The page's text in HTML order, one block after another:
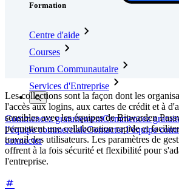
Formation
Centre d'aide
Courses
Forum Communautaire
Services d'Entreprise
Commencez gratuitementCommencez
l’équipe commercialeContacter l’équipe
connecter
Les collections sont la façon dont les
l'accès aux logins, aux cartes de crédit et à
sensibles avec les équipes de Bitwarden
permettent une collaboration rapide et
travail des utilisateurs. Les paramètres de
offrent à la fois sécurité et flexibilité pour
l'entreprise.